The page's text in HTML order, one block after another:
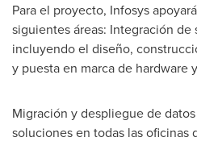
Para el proyecto, Infosys
siguientes áreas: Integración de
incluyendo el diseño,
y puesta en marca de hardware
Migración y despliegue de
soluciones en todas las oficinas